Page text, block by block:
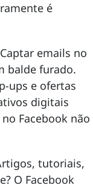
é
emails no
balde furado.
ups e ofertas
digitais
Facebook não
tutoriais,
O Facebook